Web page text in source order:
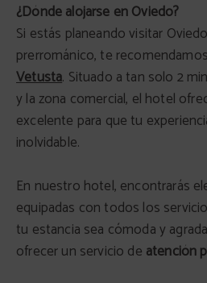
¿Dónde alojarse en Oviedo?
Si estás planeando visitar
prerrománico, te
Vetusta. Situado a tan solo 2
y la zona comercial, el hotel
excelente para que tu
inolvidable.
En nuestro hotel, encontrarás
equipadas con todos los
tu estancia sea cómoda y
ofrecer un servicio de atención